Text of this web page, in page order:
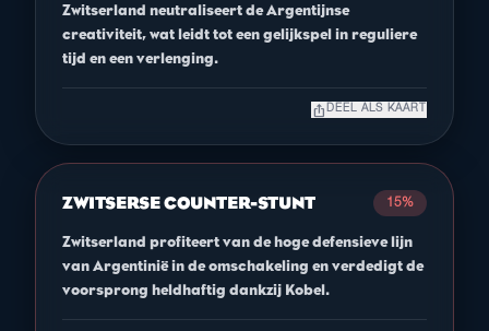
Zwitserland neutraliseert de Argentijnse
creativiteit, wat leidt tot een gelijkspel in reguliere
tijd en een verlenging.
ios_share DEEL ALS KAART
ZWITSERSE COUNTER-STUNT 15%
Zwitserland profiteert van de hoge defensieve lijn
van Argentinië in de omschakeling en verdedigt de
voorsprong heldhaftig dankzij Kobel.